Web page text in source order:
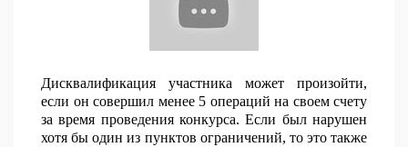
Дисквалификация участника может произойти,
если он совершил менее 5 операций на своем счету
за время проведения конкурса. Если был нарушен
хотя бы один из пунктов ограничений, то это также